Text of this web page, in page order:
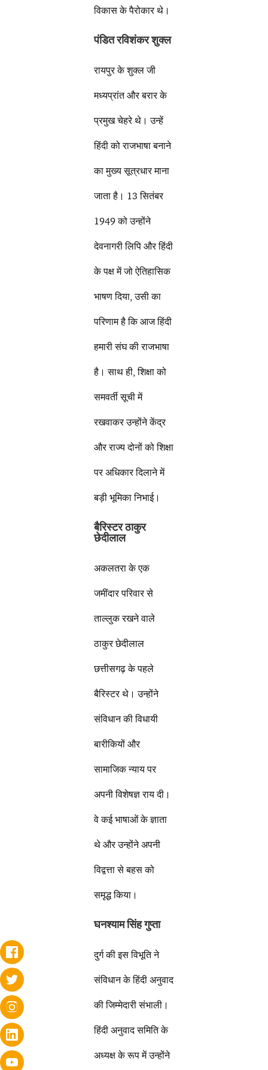
विकास के पैरोकार थे।
पंडित रविशंकर शुक्ल
रायपुर के शुक्ल जी
मध्यप्रांत और बरार के
प्रमुख चेहरे थे। उन्हें
हिंदी को राजभाषा बनाने
का मुख्य सूत्रधार माना
जाता है। 13 सितंबर
1949 को उन्होंने
देवनागरी लिपि और हिंदी
के पक्ष में जो ऐतिहासिक
भाषण दिया, उसी का
परिणाम है कि आज हिंदी
हमारी संघ की राजभाषा
है। साथ ही, शिक्षा को
समवर्ती सूची में
रखवाकर उन्होंने केंद्र
और राज्य दोनों को शिक्षा
पर अधिकार दिलाने में
बड़ी भूमिका निभाई।
बैरिस्टर ठाकुर
छेदीलाल
अकलतरा के एक
जमींदार परिवार से
ताल्लुक रखने वाले
ठाकुर छेदीलाल
छत्तीसगढ़ के पहले
बैरिस्टर थे। उन्होंने
संविधान की विधायी
बारीकियों और
सामाजिक न्याय पर
अपनी विशेषज्ञ राय दी।
वे कई भाषाओं के ज्ञाता
थे और उन्होंने अपनी
विद्वत्ता से बहस को
समृद्ध किया।
घनश्याम सिंह गुप्ता
दुर्ग की इस विभूति ने
संविधान के हिंदी अनुवाद
की जिम्मेदारी संभाली।
हिंदी अनुवाद समिति के
अध्यक्ष के रूप में उन्होंने